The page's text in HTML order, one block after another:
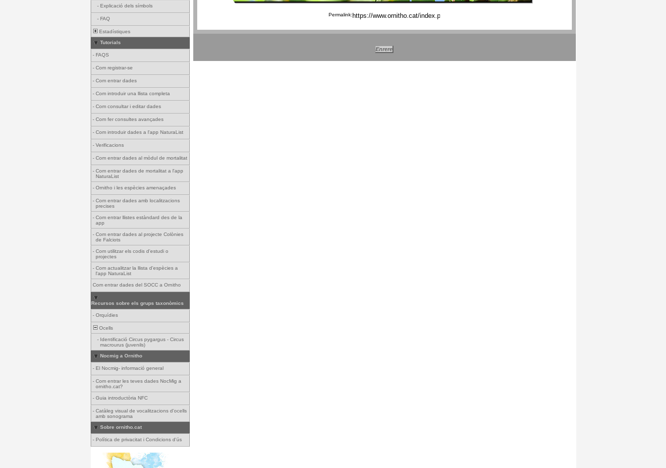
- Explicació dels símbols
- FAQ
Estadístiques
Tutorials
- FAQS
- Com registrar-se
- Com entrar dades
- Com introduir una llista completa
- Com consultar i editar dades
- Com fer consultes avançades
- Com introduir dades a l'app NaturaList
- Verificacions
- Com entrar dades al mòdul de mortalitat
- Com entrar dades de mortalitat a l'app
NaturaList
- Ornitho i les espècies amenaçades
- Com entrar dades amb localitzacions
precises
- Com entrar llistes estàndard des de la
app
- Com entrar dades al projecte Colònies
de Falciots
- Com utilitzar els codis d'estudi o
projectes
- Com actualitzar la llista d'espècies a
l'app NaturaList
Com entrar dades del SOCC a Ornitho
Recursos sobre els grups taxonòmics
- Orquídies
Ocells
- Identificació Circus pygargus - Circus
macrourus (juvenils)
Nocmig a Ornitho
- El Nocmig- informació general
- Com entrar les teves dades NocMig a
ornitho.cat?
- Guia introductòria NFC
- Catàleg visual de vocalitzacions d'ocells
amb sonograma
Sobre ornitho.cat
- Política de privacitat i Condicions d'ús
Permalink: